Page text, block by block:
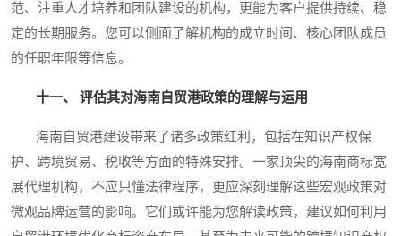
范、注重人才培养和团队建设的机构，更能为客户提供持续、稳
定的长期服务。您可以侧面了解机构的成立时间、核心团队成员
的任职年限等信息。
十一、 评估其对海南自贸港政策的理解与运用
海南自贸港建设带来了诸多政策红利，包括在知识产权保
护、跨境贸易、税收等方面的特殊安排。一家顶尖的海南商标宽
展代理机构，不应只懂法律程序，更应深刻理解这些宏观政策对
微观品牌运营的影响。它们或许能为您解读政策，建议如何利用